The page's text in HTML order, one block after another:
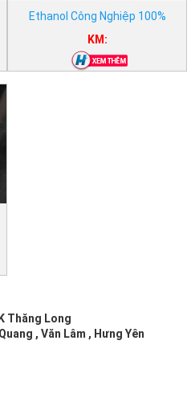
Ethanol Công Nghiệp 100%
KM:
Thăng Long
, Văn Lâm , Hưng Yên